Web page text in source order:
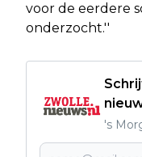
voor de eerdere
onderzocht.''
's